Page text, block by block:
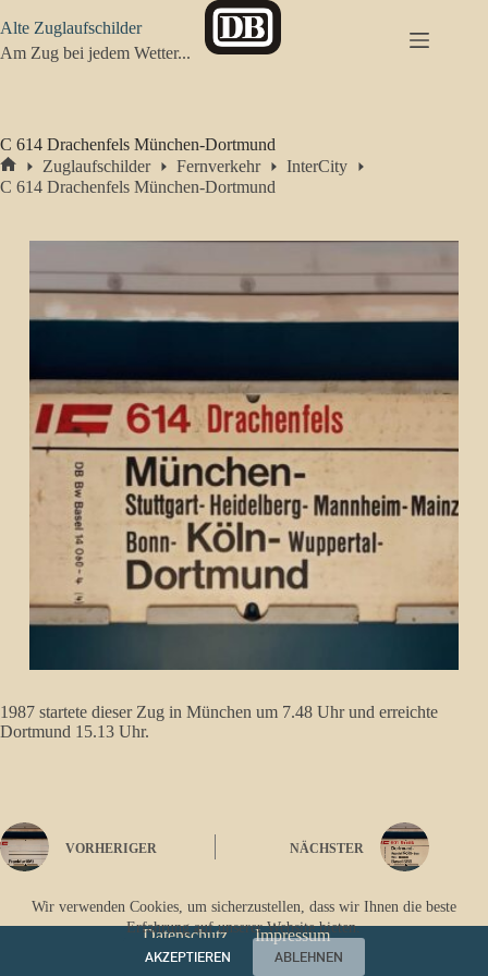
Inhalt
springen
Wir verwenden Cookies, um sicherzustellen, dass wir Ihnen die beste
Erfahrung auf unserer Website bieten.
AKZEPTIEREN
ABLEHNEN
Alte Zuglaufschilder
Am Zug bei jedem Wetter...
C 614 Drachenfels München-Dortmund
Start
Zuglaufschilder Fernverkehr
InterCity
C 614 Drachenfels München-Dortmund
1987 startete dieser Zug in München um 7.48 Uhr und erreichte
Dortmund 15.13 Uhr.
VORHERIGER NÄCHSTER
Datenschutz Impressum